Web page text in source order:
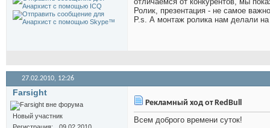
Ролик, презентация - не самое
P.s. А монтаж ролика нам делали на
27.02.2010, 12:26
Farsight
Новый участник
Рекламный ход от RedBull
Всем доброго времени суток!